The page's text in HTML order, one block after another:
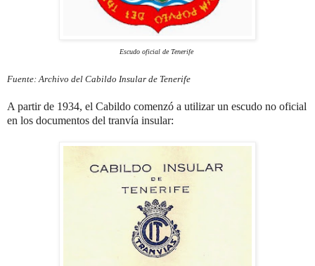
Escudo oficial de Tenerife
Fuente: Archivo del Cabildo Insular de Tenerife
A partir de 1934, el Cabildo comenzó a utilizar un escudo no oficial
en los documentos del tranvía insular: